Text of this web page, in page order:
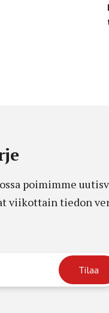
poimimme
viikottain tiedon